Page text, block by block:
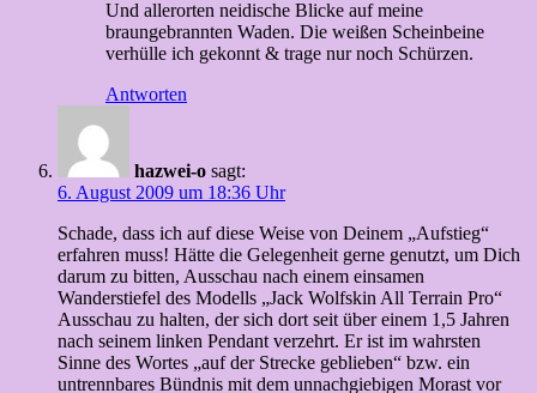
Und allerorten neidische Blicke auf meine
braungebrannten Waden. Die weißen Scheinbeine
verhülle ich gekonnt & trage nur noch Schürzen.
Antworten
hazwei-o sagt:
6. August 2009 um 18:36 Uhr
Schade, dass ich auf diese Weise von Deinem „Aufstieg“
erfahren muss! Hätte die Gelegenheit gerne genutzt, um Dich
darum zu bitten, Ausschau nach einem einsamen
Wanderstiefel des Modells „Jack Wolfskin All Terrain Pro“
Ausschau zu halten, der sich dort seit über einem 1,5 Jahren
nach seinem linken Pendant verzehrt. Er ist im wahrsten
Sinne des Wortes „auf der Strecke geblieben“ bzw. ein
untrennbares Bündnis mit dem unnachgiebigen Morast vor